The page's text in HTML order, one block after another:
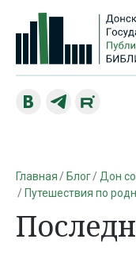
Главная Блог
Дон
Путешествия по